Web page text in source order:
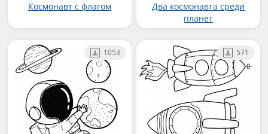
Космонавт с флагом
Два космонавта среди
планет
1053 571